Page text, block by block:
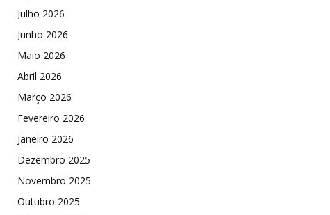
Julho 2026
Junho 2026
Maio 2026
Abril 2026
Março 2026
Fevereiro 2026
Janeiro 2026
Dezembro 2025
Novembro 2025
Outubro 2025